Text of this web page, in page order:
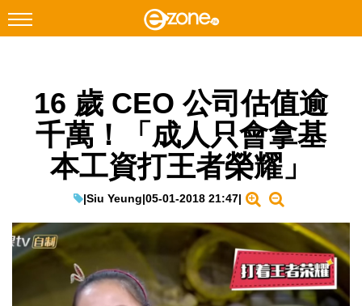
Facebook Instagram
科技焦點
網絡生活
教學評測
EduTech
16 歲 CEO 公司估值逾
千萬！「成人只會拿基
本工資打王者榮耀」
|Siu Yeung|05-01-2018 21:47|